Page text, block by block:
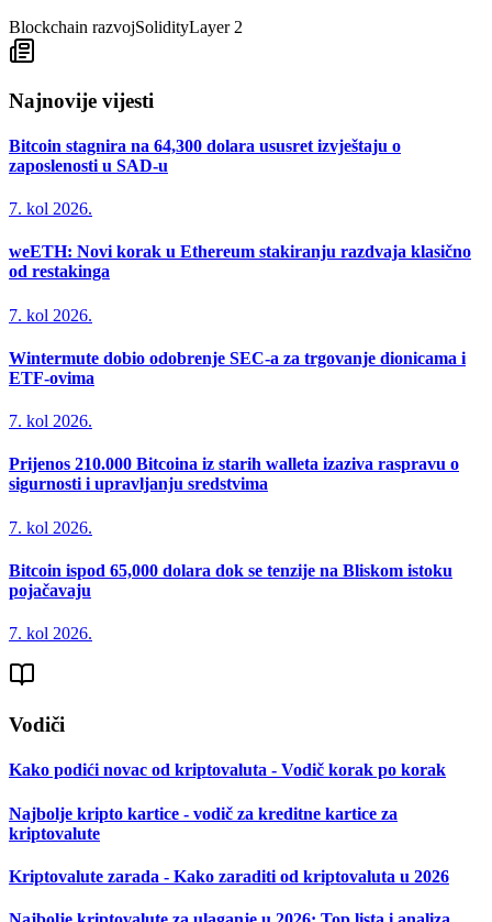
Blockchain razvojSolidityLayer 2
Najnovije vijesti
Bitcoin stagnira na 64,300 dolara ususret izvještaju o
zaposlenosti u SAD-u
7. kol 2026.
weETH: Novi korak u Ethereum stakiranju razdvaja klasično
od restakinga
7. kol 2026.
Wintermute dobio odobrenje SEC-a za trgovanje dionicama i
ETF-ovima
7. kol 2026.
Prijenos 210.000 Bitcoina iz starih walleta izaziva raspravu o
sigurnosti i upravljanju sredstvima
7. kol 2026.
Bitcoin ispod 65,000 dolara dok se tenzije na Bliskom istoku
pojačavaju
7. kol 2026.
Vodiči
Kako podići novac od kriptovaluta - Vodič korak po korak
Najbolje kripto kartice - vodič za kreditne kartice za
kriptovalute
Kriptovalute zarada - Kako zaraditi od kriptovaluta u 2026